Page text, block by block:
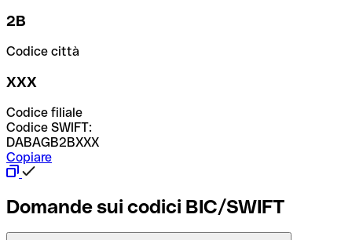
2B
Codice città
XXX
Codice filiale
Codice SWIFT:
DABAGB2BXXX
Copiare
Domande sui codici BIC/SWIFT